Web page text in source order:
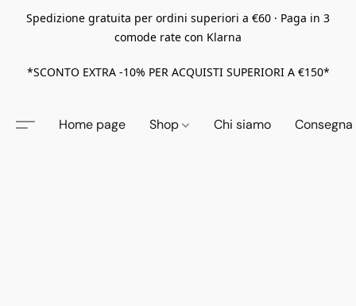
Spedizione gratuita per ordini superiori a €60 · Paga in 3
comode rate con Klarna
*SCONTO EXTRA -10% PER ACQUISTI SUPERIORI A €150*
Home page Shop Chi siamo Consegna